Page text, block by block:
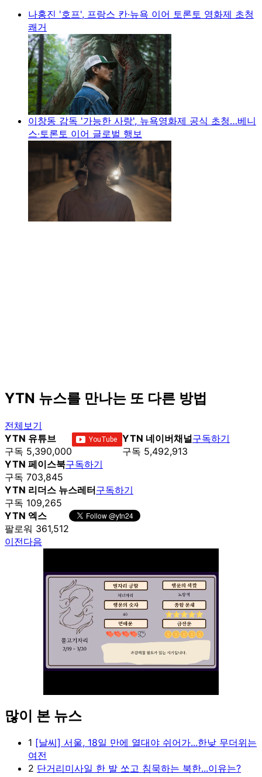
나홍진 '호프', 프랑스 칸·뉴욕 이어 토론토 영화제 초청
쾌거
이창동 감독 '가능한 사랑', 뉴욕영화제 공식 초청…베니
스·토론토 이어 글로벌 행보
YTN 뉴스를 만나는 또 다른 방법
전체보기
YTN 유튜브
구독 5,390,000
YTN 네이버채널
구독 5,492,913
구독하기
YTN 페이스북
구독 703,845
구독하기
YTN 리더스 뉴스레터
구독 109,265
구독하기
YTN 엑스
팔로워 361,512
이전다음
많이 본 뉴스
1 [날씨] 서울, 18일 만에 열대야 쉬어가...한낮 무더위는
여전
2 단거리미사일 한 발 쏘고 침묵하는 북한...이유는?